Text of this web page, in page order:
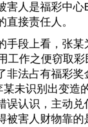
害人是福彩中
接责任人。
段上看，张某
工作之便窃取
非法占有福彩
未识别出变造
误认识，主动
被害人财物靠